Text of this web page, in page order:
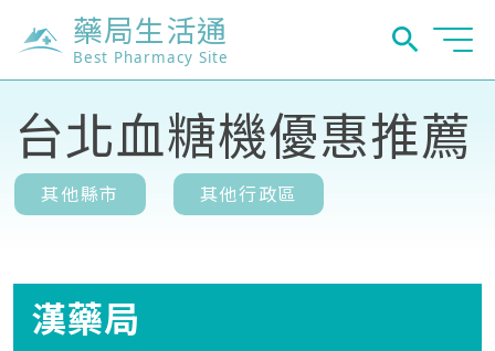
藥局生活通
Best Pharmacy Site
台北血糖機優惠推薦
其他縣市 其他行政區
漢藥局